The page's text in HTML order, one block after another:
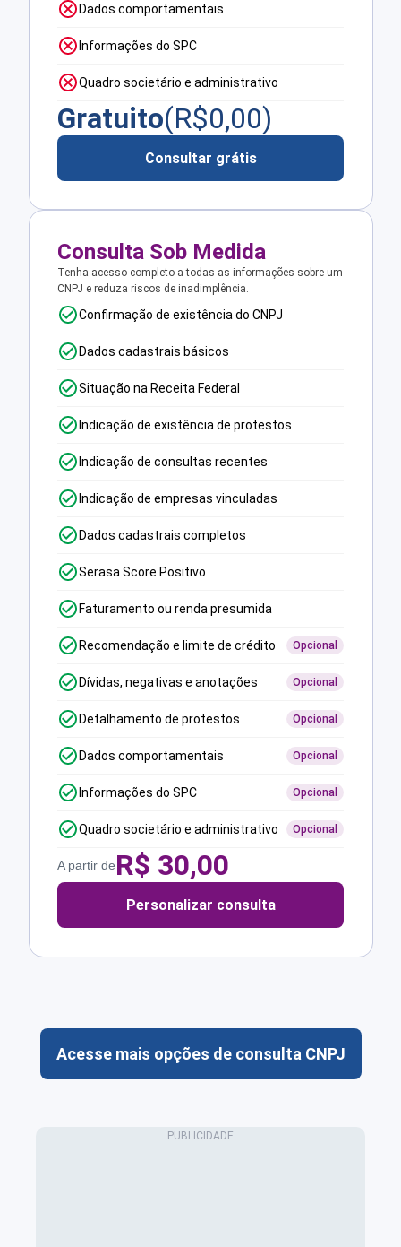
Dados comportamentais
Informações do SPC
Quadro societário e administrativo
Gratuito(R$0,00)
Consultar grátis
Consulta Sob Medida
Tenha acesso completo a todas as informações sobre um
CNPJ e reduza riscos de inadimplência.
Confirmação de existência do CNPJ
Dados cadastrais básicos
Situação na Receita Federal
Indicação de existência de protestos
Indicação de consultas recentes
Indicação de empresas vinculadas
Dados cadastrais completos
Serasa Score Positivo
Faturamento ou renda presumida
Recomendação e limite de crédito Opcional
Dívidas, negativas e anotações Opcional
Detalhamento de protestos Opcional
Dados comportamentais Opcional
Informações do SPC Opcional
Quadro societário e administrativo Opcional
A partir deR$ 30,00
Personalizar consulta
Acesse mais opções de consulta CNPJ